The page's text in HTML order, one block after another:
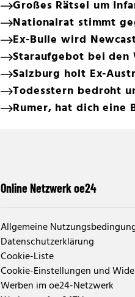
Großes Rätsel um
Nationalrat stimmt
Ex-Bulle wird
Staraufgebot bei den
Salzburg holt Ex-
Todesstern bedroht
Rumer, hat dich eine
Online Netzwerk oe24
Allgemeine
Datenschutzerklärung
Cookie-Liste
Cookie-Einstellungen und
Werben im oe24-Netzwerk